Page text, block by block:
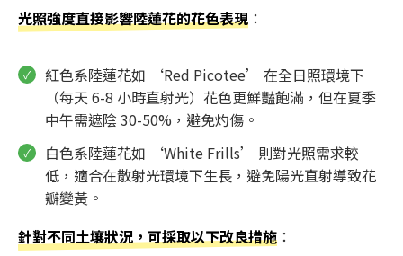
光照強度直接影響陸蓮花的花色表現 ：
紅色系陸蓮花如 ‘Red Picotee’ 在全日照環境下
（每天 6-8 小時直射光）花色更鮮豔飽滿，但在夏季
中午需遮陰 30-50%，避免灼傷。
白色系陸蓮花如 ‘White Frills’ 則對光照需求較
低，適合在散射光環境下生長，避免陽光直射導致花
瓣變黃。
針對不同土壤狀況，可採取以下改良措施 ：